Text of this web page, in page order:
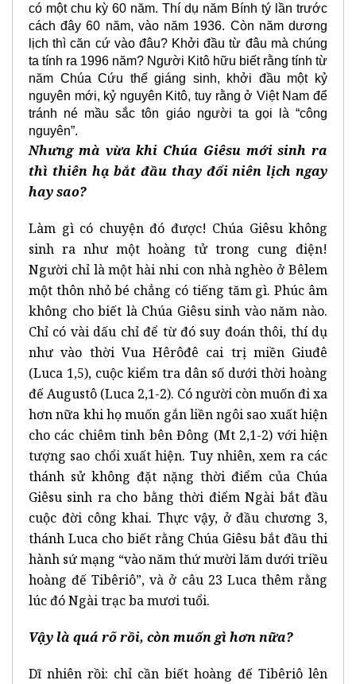
có một chu kỳ 60 năm. Thí dụ năm Bính tý lần trước
cách đây 60 năm, vào năm 1936. Còn năm dương
lịch thì căn cứ vào đâu? Khởi đầu từ đâu mà chúng
ta tính ra 1996 năm? Người Kitô hữu biết rằng tính từ
năm Chúa Cứu thế giáng sinh, khởi đầu một kỷ
nguyên mới, kỷ nguyên Kitô, tuy rằng ở Việt Nam để
tránh né mầu sắc tôn giáo người ta gọi là “công
nguyên”.
Nhưng mà vừa khi Chúa Giêsu mới sinh ra
thì thiên hạ bắt đầu thay đổi niên lịch ngay
hay sao?
Làm gì có chuyện đó được! Chúa Giêsu không
sinh ra như một hoàng tử trong cung điện!
Người chỉ là một hài nhi con nhà nghèo ở Bêlem
một thôn nhỏ bé chẳng có tiếng tăm gì. Phúc âm
không cho biết là Chúa Giêsu sinh vào năm nào.
Chỉ có vài dấu chỉ để từ đó suy đoán thôi, thí dụ
như vào thời Vua Hêrôđê cai trị miền Giuđê
(Luca 1,5), cuộc kiểm tra dân số dưới thời hoàng
đế Augustô (Luca 2,1-2). Có người còn muốn đi xa
hơn nữa khi họ muốn gắn liền ngôi sao xuất hiện
cho các chiêm tinh bên Đông (Mt 2,1-2) với hiện
tượng sao chổi xuất hiện. Tuy nhiên, xem ra các
thánh sử không đặt nặng thời điểm của Chúa
Giêsu sinh ra cho bằng thời điểm Ngài bắt đầu
cuộc đời công khai. Thực vậy, ở đầu chương 3,
thánh Luca cho biết rằng Chúa Giêsu bắt đầu thi
hành sứ mạng “vào năm thứ mười lăm dưới triều
hoàng đế Tibêriô”, và ở câu 23 Luca thêm rằng
lúc đó Ngài trạc ba mươi tuổi.
Vậy là quá rõ rồi, còn muốn gì hơn nữa?
Dĩ nhiên rồi: chỉ cần biết hoàng đế Tibêriô lên